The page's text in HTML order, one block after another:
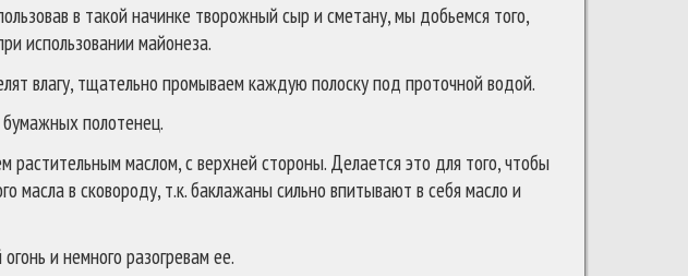
в такой начинке творожный сыр и сметану, мы добьемся того,
использовании майонеза.
влагу, тщательно промываем каждую полоску под проточной водой.
полотенец.
маслом, с верхней стороны. Делается это для того, чтобы
масла в сковороду, т.к. баклажаны сильно впитывают в себя масло и
и немного разогревам ее.